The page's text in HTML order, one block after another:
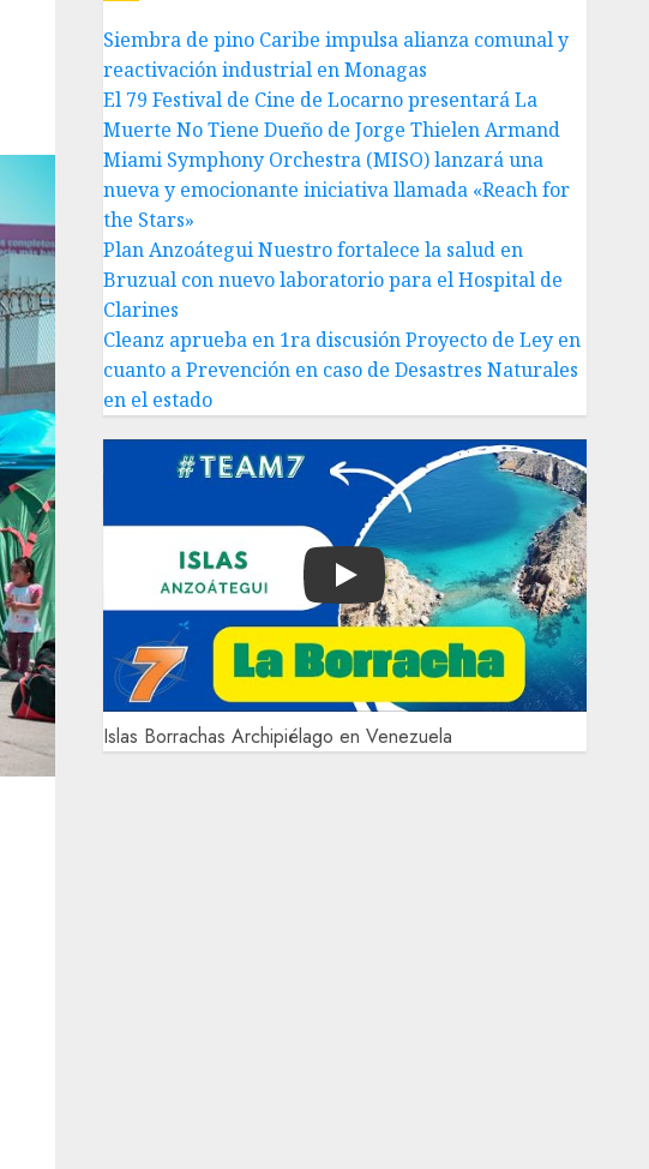
Siembra de pino Caribe impulsa alianza comunal y
reactivación industrial en Monagas
El 79 Festival de Cine de Locarno presentará La
Muerte No Tiene Dueño de Jorge Thielen Armand
Miami Symphony Orchestra (MISO) lanzará una
nueva y emocionante iniciativa llamada «Reach for
the Stars»
Plan Anzoátegui Nuestro fortalece la salud en
Bruzual con nuevo laboratorio para el Hospital de
Clarines
Cleanz aprueba en 1ra discusión Proyecto de Ley en
cuanto a Prevención en caso de Desastres Naturales
en el estado
Play
Islas Borrachas Archipiélago en Venezuela